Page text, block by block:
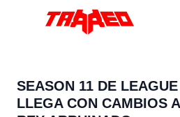
SEASON 11 DE
LLEGA CON CAMBIOS